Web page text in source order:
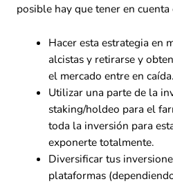
posible hay que tener en cuenta
Hacer esta estrategia en
alcistas y retirarse y
el mercado entre en caída.
Utilizar una parte de la
staking/holdeo para el
toda la inversión para
exponerte totalmente.
Diversificar tus
plataformas